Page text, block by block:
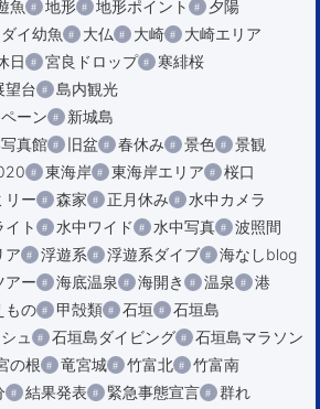
魚 地形 地形ポイント
夕陽
イ幼魚
大仏 大崎
大崎エリア
日 宮良ドロップ
寒緋桜
望台
島内観光
ーン
新城島
真館
旧盆 春休み 景色
景観
東海岸 東海岸エリア
桜口
リー 森家 正月休み
水中カメラ
イト 水中ワイド 水中写真
波照間
ア 浮遊系 浮遊系ダイブ
海なしblog
アー 海底温泉 海開き 温泉
港
もの 甲殻類 石垣
石垣島
ュ
石垣島ダイビング
石垣島マラソン
の根 竜宮城 竹富北
竹富南
結果発表 緊急事態宣言
群れ